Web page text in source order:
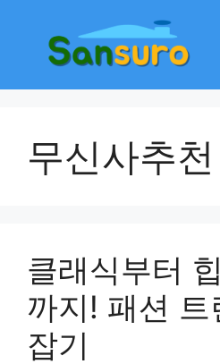
무신사추천
클래식부터
까지! 패션
잡기